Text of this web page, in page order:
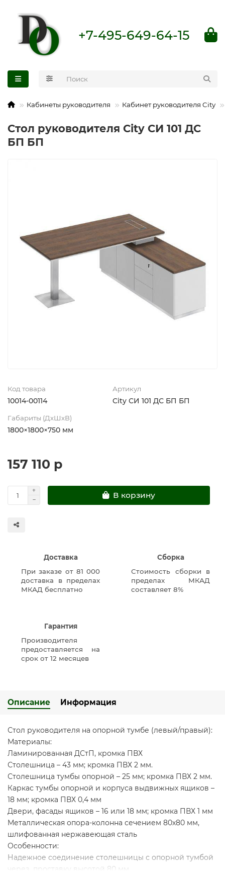
+7-495-649-64-15
Кабинеты руководителя Кабинет руководителя City
Стол руководителя City СИ 101 ДС
БП БП
Код товара
10014-00114
Артикул
City СИ 101 ДС БП БП
Габариты (ДхШхВ)
1800×1800×750 мм
157 110 р
В корзину
Доставка
При заказе от 81 000
доставка в пределах
МКАД бесплатно
Сборка
Стоимость сборки в
пределах МКАД
составляет 8%
Гарантия
Производителя
предоставляется на
срок от 12 месяцев
Описание Информация
Стол руководителя на опорной тумбе (левый/правый):
Материалы:
Ламинированная ДСтП, кромка ПВХ
Столешница – 43 мм; кромка ПВХ 2 мм.
Столешница тумбы опорной – 25 мм; кромка ПВХ 2 мм.
Каркас тумбы опорной и корпуса выдвижных ящиков –
18 мм; кромка ПВХ 0,4 мм
Двери, фасады ящиков – 16 или 18 мм; кромка ПВХ 1 мм
Металлическая опора-колонна сечением 80х80 мм,
шлифованная нержавеющая сталь
Особенности:
Надежное соединение столешницы с опорной тумбой
через проставку высотой 80 мм